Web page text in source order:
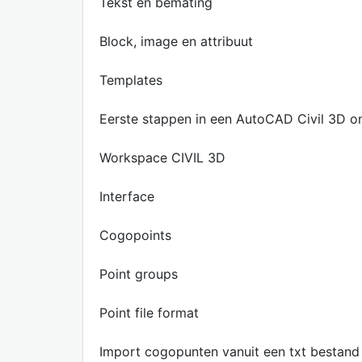
Block, image en attribuut
Templates
Eerste stappen in een AutoCAD Civil 3D
Workspace CIVIL 3D
Interface
Cogopoints
Point groups
Point file format
Import cogopunten vanuit een txt bestand